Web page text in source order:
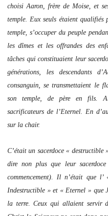
choisi Aaron, frère de Moise, et
temple. Eux seuls étaient qualifiés
temple, s’occuper du peuple
les dîmes et les offrandes des
tâches qui constituaient leur
générations, les descendants
consanguin, se transmettaient le
son temple, de père en fils.
sacrificateurs de l’Eternel. En
sur la chair.
C’était un sacerdoce «
dire non plus que leur
commencement). Il n’était que
Indestructible » et « Eternel » que
la terre. Ceux qui allaient servir